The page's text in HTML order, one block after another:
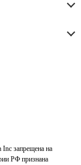
запрещена на
РФ признана